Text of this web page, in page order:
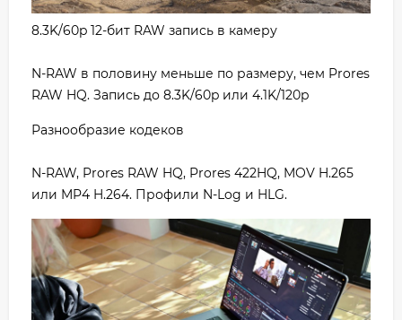
8.3K/60p 12-бит RAW запись в камеру
N-RAW в половину меньше по размеру, чем Prores
RAW HQ. Запись до 8.3K/60p или 4.1K/120p
Разнообразие кодеков
N-RAW, Prores RAW HQ, Prores 422HQ, MOV H.265
или MP4 H.264. Профили N-Log и HLG.